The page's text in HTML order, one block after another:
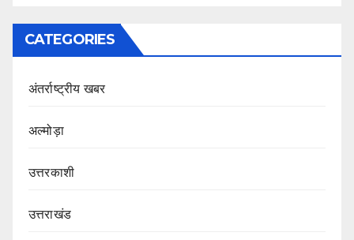
CATEGORIES
अंतर्राष्ट्रीय खबर
अल्मोड़ा
उत्तरकाशी
उत्तराखंड